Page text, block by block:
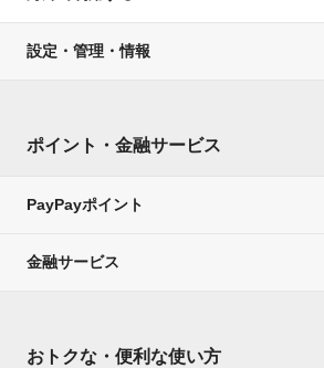
設定・管理・情報
ポイント・金融サービス
PayPayポイント
金融サービス
おトクな・便利な使い方